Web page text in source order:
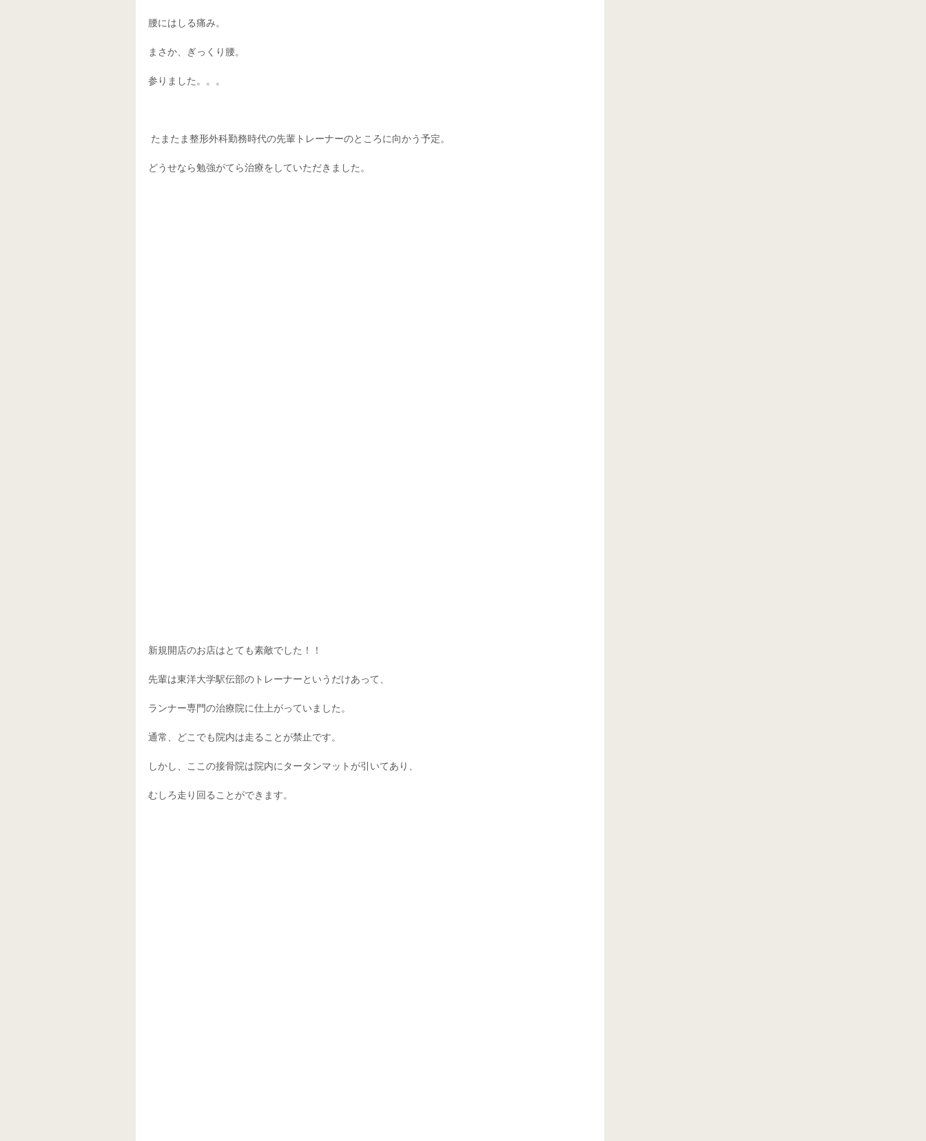
腰にはしる痛み。
まさか、ぎっくり腰。
参りました。。。
たまたま整形外科勤務時代の先輩トレーナーのところに向かう予定。
どうせなら勉強がてら治療をしていただきました。
新規開店のお店はとても素敵でした！！
先輩は東洋大学駅伝部のトレーナーというだけあって、
ランナー専門の治療院に仕上がっていました。
通常、どこでも院内は走ることが禁止です。
しかし、ここの接骨院は院内にタータンマットが引いてあり、
むしろ走り回ることができます。